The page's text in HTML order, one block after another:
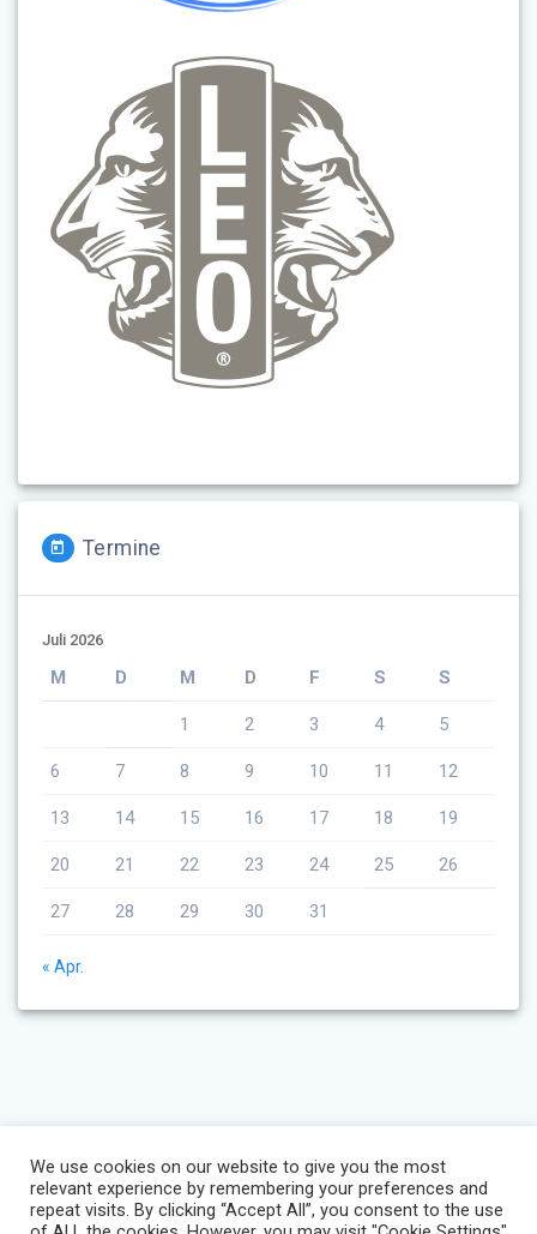
Termine
Juli 2026
M D M D F S S
1 2 3 4 5
6 7 8 9 10 11 12
13 14 15 16 17 18 19
20 21 22 23 24 25 26
27 28 29 30 31
« Apr.
We use cookies on our website to give you the most
relevant experience by remembering your preferences and
repeat visits. By clicking “Accept All”, you consent to the use